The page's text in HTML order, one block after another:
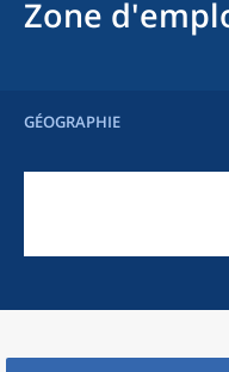
Zone
GÉOGRAPHIE